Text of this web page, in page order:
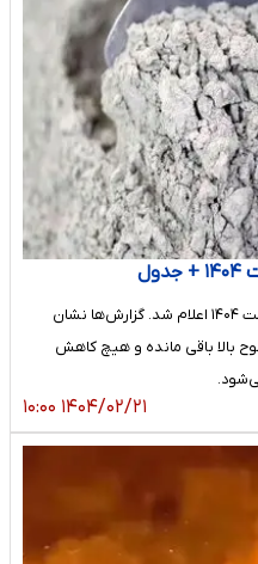
قیمت سیمان امروز یک‌شنبه ۲۱ اردیبهشت ۱۴۰۴ اعلام شد. گزارش‌ها نشان
بالا باقی مانده و هیچ کاهش
۱۴۰۴/۰۲/۲۱ ۱۰:۰۰